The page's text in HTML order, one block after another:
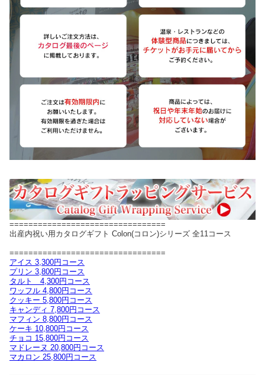
=================================
出産内祝い用カタログギフト Colon(コロン)シリーズ 全11コース
=================================
アイス 3,300円コース
プリン 3,800円コース
タルト 4,300円コース
ワッフル 4,800円コース
クッキー 5,800円コース
キャンディ 7,800円コース
マフィン 8,800円コース
ケーキ 10,800円コース
チョコ 15,800円コース
マドレーヌ 20,800円コース
マカロン 25,800円コース